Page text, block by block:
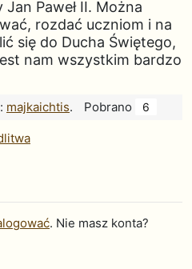
Paweł II. Można
rozdać uczniom i na
się do Ducha Świętego,
nam wszystkim bardzo
majkaichtis. Pobrano 6
. Nie masz konta?